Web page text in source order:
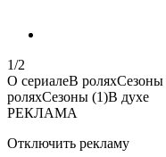
1/2
О сериалеВ роляхСезоны
роляхСезоны (1)В духе
РЕКЛАМА
Отключить рекламу